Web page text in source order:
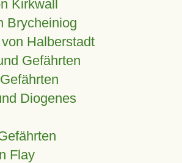
Kirkwall
Brycheiniog
Halberstadt
Gefährten
Diogenes
Flay